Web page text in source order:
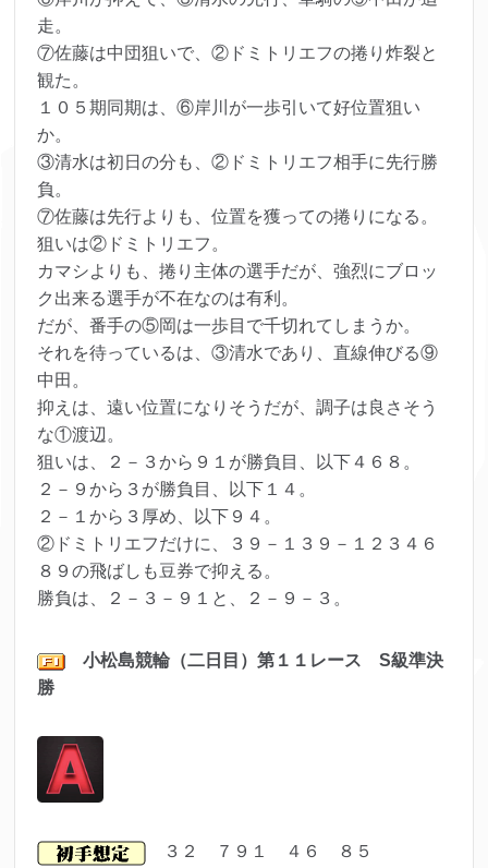
走。
⑦佐藤は中団狙いで、②ドミトリエフの捲り炸裂と
観た。
１０５期同期は、⑥岸川が一歩引いて好位置狙い
か。
③清水は初日の分も、②ドミトリエフ相手に先行勝
負。
⑦佐藤は先行よりも、位置を獲っての捲りになる。
狙いは②ドミトリエフ。
カマシよりも、捲り主体の選手だが、強烈にブロッ
ク出来る選手が不在なのは有利。
だが、番手の⑤岡は一歩目で千切れてしまうか。
それを待っているは、③清水であり、直線伸びる⑨
中田。
抑えは、遠い位置になりそうだが、調子は良さそう
な①渡辺。
狙いは、２－３から９１が勝負目、以下４６８。
２－９から３が勝負目、以下１４。
２－１から３厚め、以下９４。
②ドミトリエフだけに、３９－１３９－１２３４６
８９の飛ばしも豆券で抑える。
勝負は、２－３－９１と、２－９－３。
小松島競輪（二日目）第１１レース S級準決
勝
３２ ７９１ ４６ ８５